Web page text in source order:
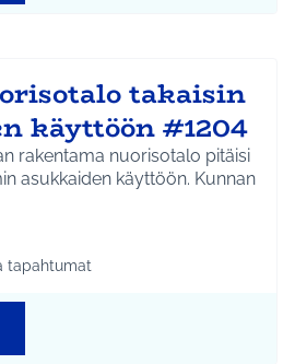
takaisin
käyttöön #1204
rakentama nuorisotalo pitäisi
asukkaiden käyttöön. Kunnan
mukaan: Jokela
teeman mukaan: Kulttuuri ja
tapahtumat